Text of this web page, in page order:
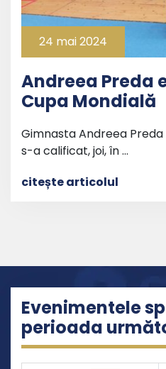
24 mai 2024
Andreea Preda
Cupa Mondială
Gimnasta Andreea
s-a calificat, joi, în …
citește articolul
Evenimentele
perioada